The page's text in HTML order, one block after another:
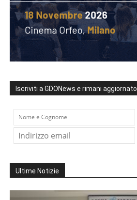
Iscriviti a GDONews e rimani aggiornato
Ultime Notizie